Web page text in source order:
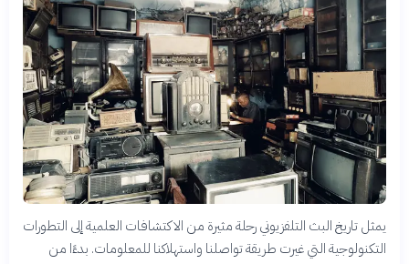
يمثل تاريخ البث التلفزيوني رحلة مثيرة من الاكتشافات العلمية إلى التطورات
التكنولوجية التي غيرت طريقة تواصلنا واستهلاكنا للمعلومات. بدءًا من